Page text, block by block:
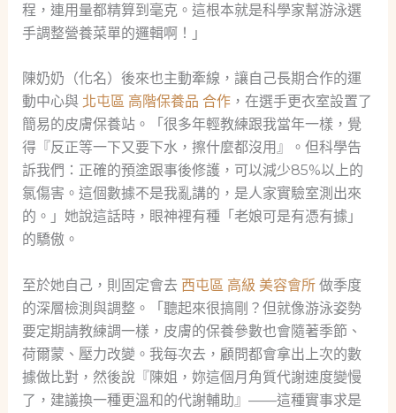
程，連用量都精算到毫克。這根本就是科學家幫游泳選
手調整營養菜單的邏輯啊！」
陳奶奶（化名）後來也主動牽線，讓自己長期合作的運
動中心與 北屯區 高階保養品 合作，在選手更衣室設置了
簡易的皮膚保養站。「很多年輕教練跟我當年一樣，覺
得『反正等一下又要下水，擦什麼都沒用』。但科學告
訴我們：正確的預塗跟事後修護，可以減少85%以上的
氯傷害。這個數據不是我亂講的，是人家實驗室測出來
的。」她說這話時，眼神裡有種「老娘可是有憑有據」
的驕傲。
至於她自己，則固定會去 西屯區 高級 美容會所做季度
的深層檢測與調整。「聽起來很搞剛？但就像游泳姿勢
要定期請教練調一樣，皮膚的保養參數也會隨著季節、
荷爾蒙、壓力改變。我每次去，顧問都會拿出上次的數
據做比對，然後說『陳姐，妳這個月角質代謝速度變慢
了，建議換一種更溫和的代謝輔助』——這種實事求是